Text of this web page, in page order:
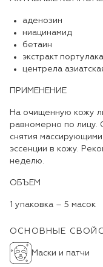
аденозин
ниацинамид
бетаин
экстракт портулака
центрела
ПРИМЕНЕНИЕ
На очищенную кожу
равномерно по лицу.
снятия
эссенции в кожу.
неделю.
ОБЪЕМ
1 упаковка – 5 масок
ОСНОВНЫЕ
Маски и патчи